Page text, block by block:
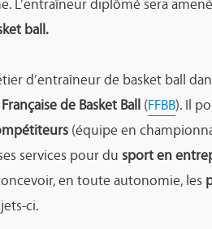
ball.
d’entraîneur de basket ball
de Basket Ball(FFBB). Il
(équipe en
services pour dusport en
en toute autonomie, les
ci.